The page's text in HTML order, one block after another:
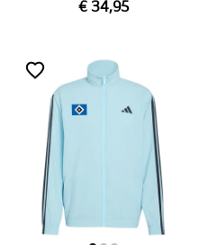
€ 34,95